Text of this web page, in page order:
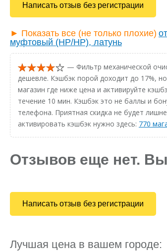
Написать отзыв без регистрации
► Показать все (не только плохие)
муфтовый (НР/НР), латунь
— Фильтр механической
дешевле. Кэшбэк порой доходит до 17%,
магазин где ниже цена и активируйте
течение 10 мин. Кэшбэк это не баллы и
телефона. Приятная скидка не будет
активировать кэшбэк нужно здесь: 770
Отзывов еще нет.
Написать отзыв без регистрации
Лучшая цена в вашем городе: